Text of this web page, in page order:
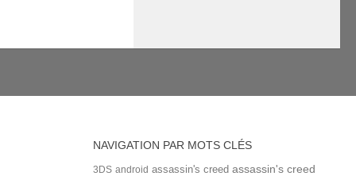
NAVIGATION PAR MOTS CLÉS
3DS android assassin's creed assassin's creed